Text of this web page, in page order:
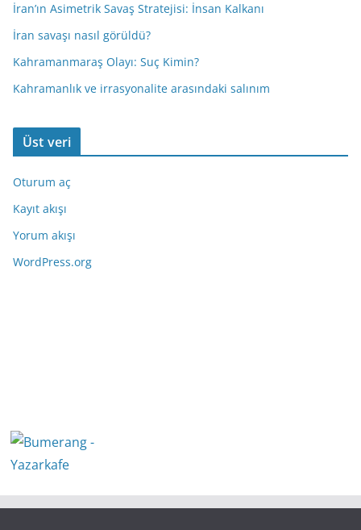
İran’ın Asimetrik Savaş Stratejisi: İnsan Kalkanı
İran savaşı nasıl görüldü?
Kahramanmaraş Olayı: Suç Kimin?
Kahramanlık ve irrasyonalite arasındaki salınım
Üst veri
Oturum aç
Kayıt akışı
Yorum akışı
WordPress.org